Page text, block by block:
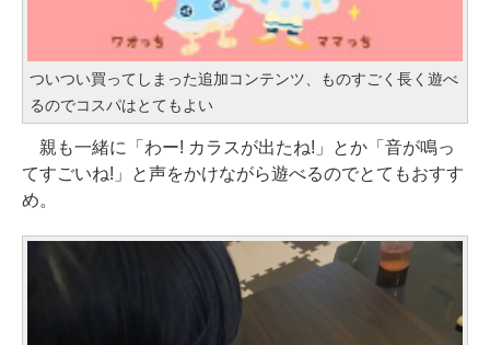
ついつい買ってしまった追加コンテンツ、ものすごく長く遊べ
るのでコスパはとてもよい
親も一緒に「わー! カラスが出たね!」とか「音が鳴っ
てすごいね!」と声をかけながら遊べるのでとてもおすす
め。